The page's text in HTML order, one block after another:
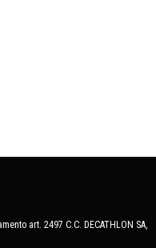
art. 2497 C.C. DECATHLON SA,